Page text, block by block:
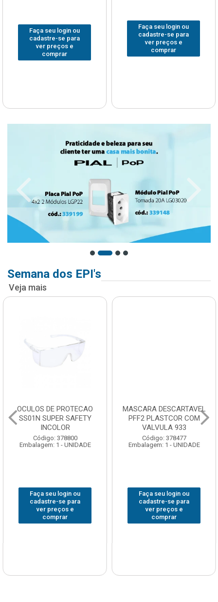
Faça seu login ou
cadastre-se para
ver preços e
comprar
Faça seu login ou
cadastre-se para
ver preços e
comprar
Semana dos EPI's
Veja mais
OCULOS DE PROTECAO
SS01N SUPER SAFETY
INCOLOR
Código: 378800
Embalagem: 1 - UNIDADE
Faça seu login ou
cadastre-se para
ver preços e
comprar
MASCARA DESCARTAVEL
PFF2 PLASTCOR COM
VALVULA 933
Código: 378477
Embalagem: 1 - UNIDADE
Faça seu login ou
cadastre-se para
ver preços e
comprar